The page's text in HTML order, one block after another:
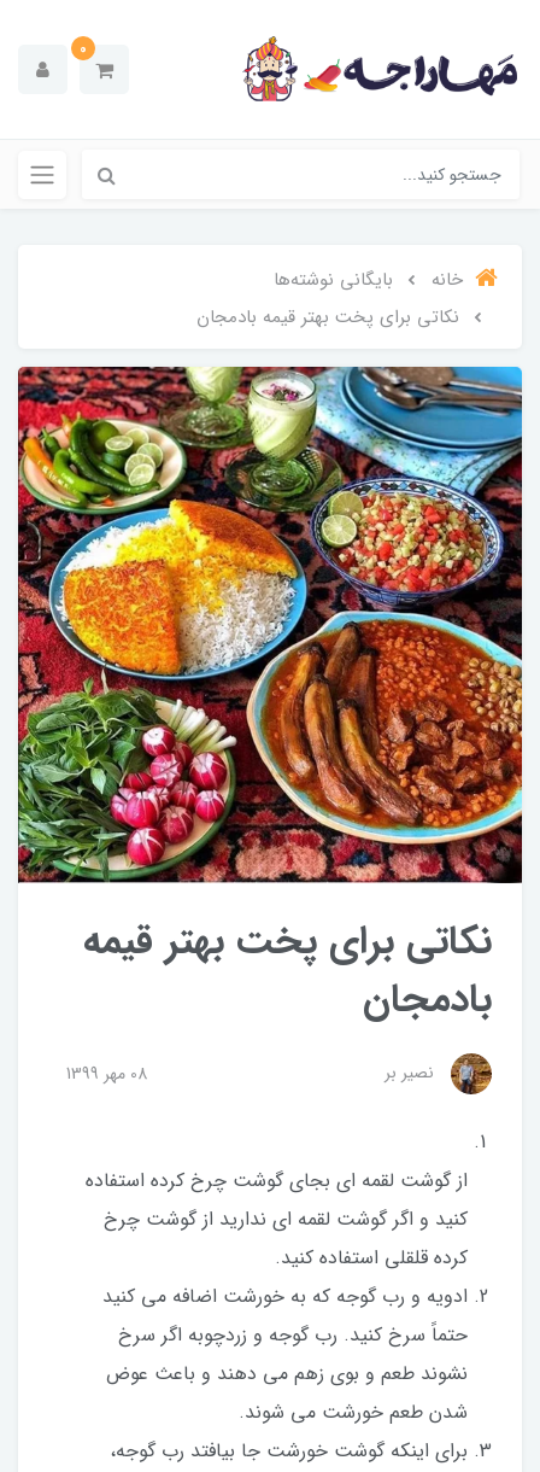
0
خانه
بایگانی نوشته‌ها
نکاتی برای پخت بهتر قیمه بادمجان
نکاتی برای پخت بهتر قیمه
بادمجان
نصیر بر 08 مهر 1399
از گوشت لقمه ای بجای گوشت چرخ کرده استفاده
کنید و اگر گوشت لقمه ای ندارید از گوشت چرخ
کرده قلقلی استفاده کنید.
ادویه و رب گوجه که به خورشت اضافه می کنید
حتماً سرخ کنید. رب گوجه و زردچوبه اگر سرخ
نشوند طعم و بوی زهم می دهند و باعث عوض
شدن طعم خورشت می شوند.
برای اینکه گوشت خورشت جا بیافتد رب گوجه،